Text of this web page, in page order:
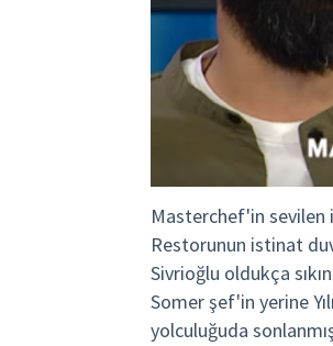
Masterchef'in sevilen
Restorunun istinat
Sivrioğlu oldukça
Somer şef'in yerine
yolculuğuda